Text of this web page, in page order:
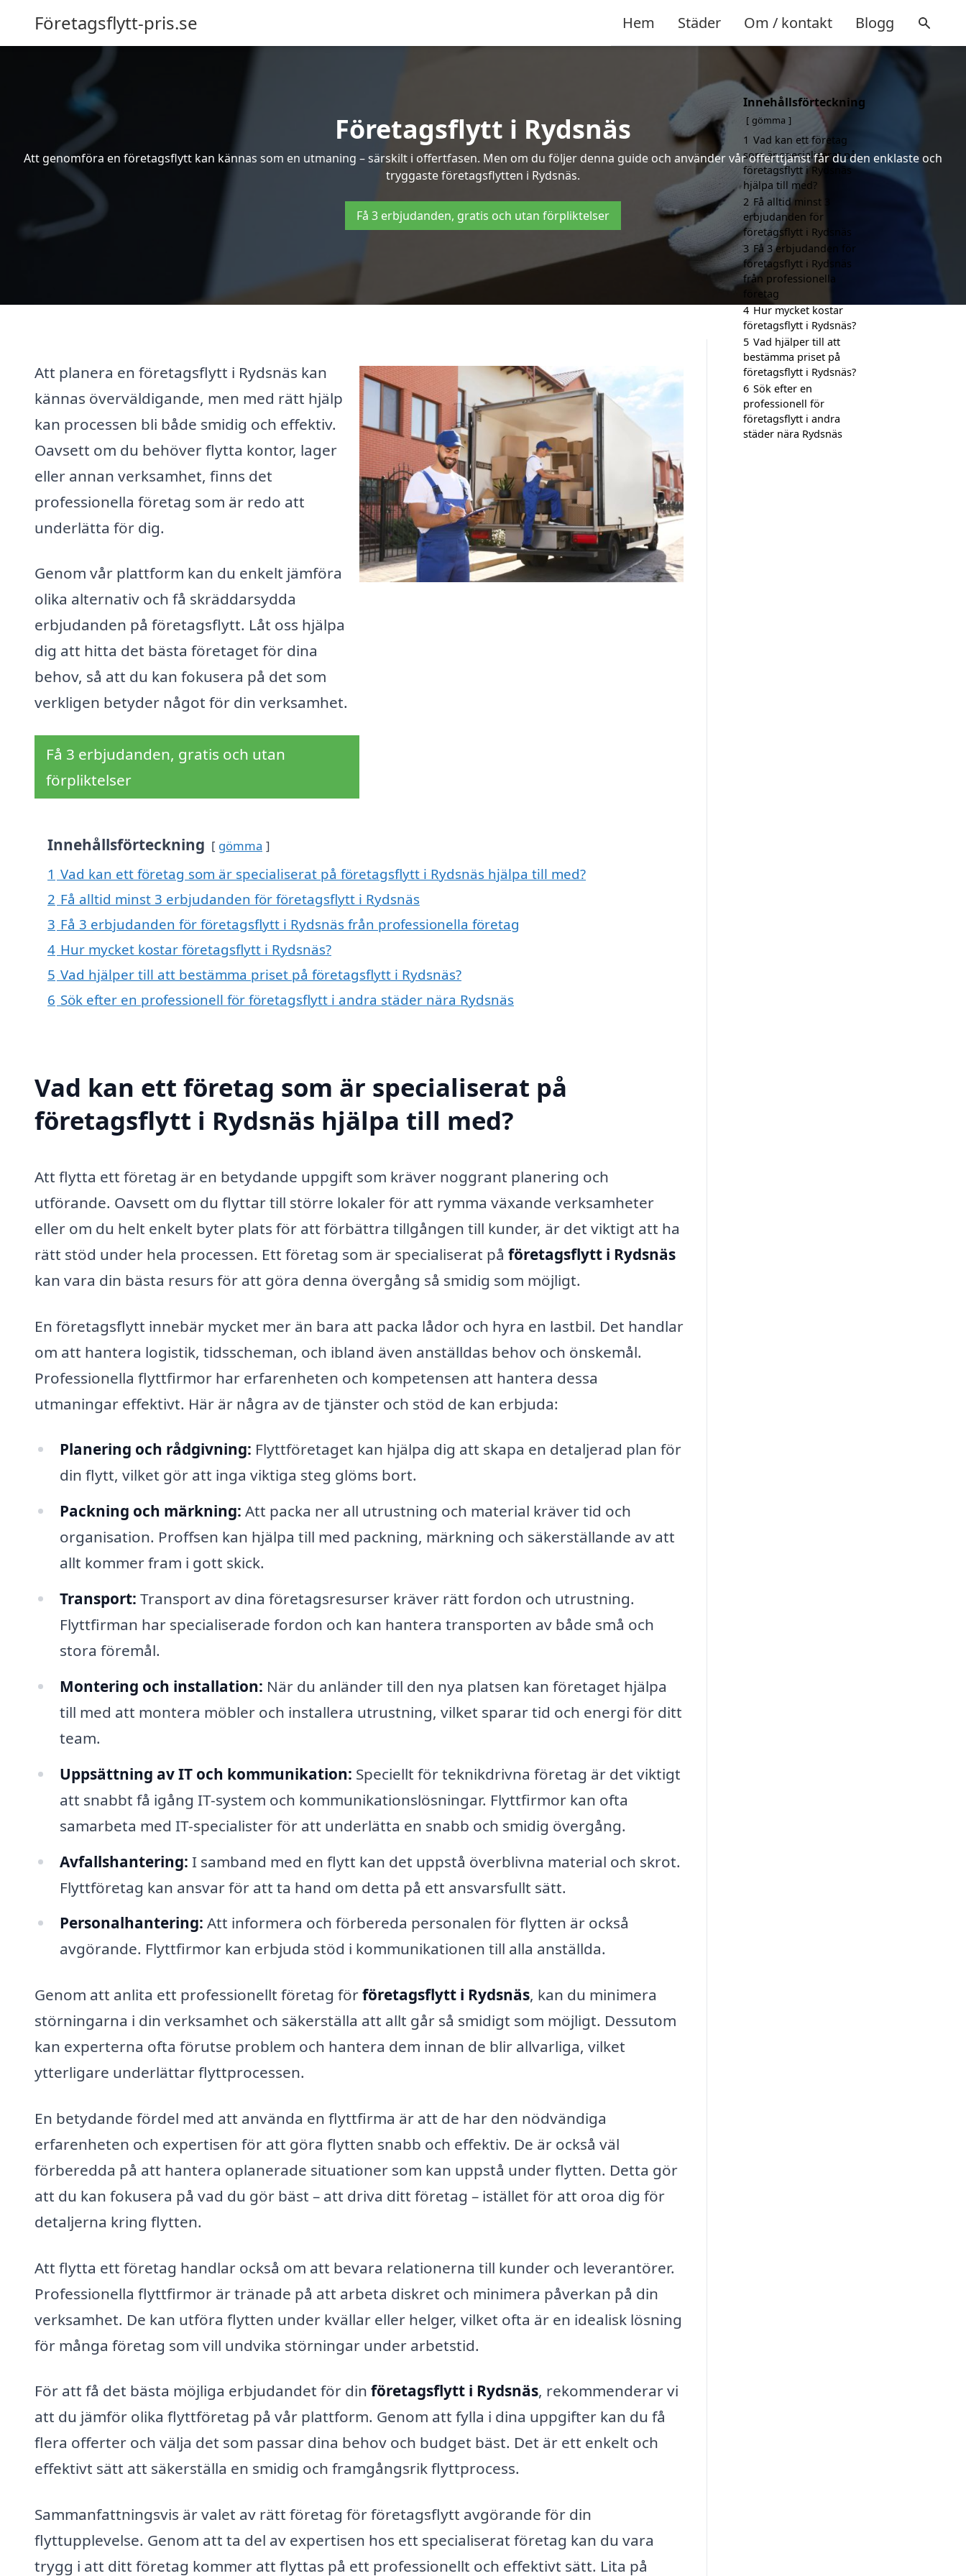
Företagsflytt-pris.se Hem Städer Om / kontakt Blogg
Företagsflytt i Rydsnäs
Att genomföra en företagsflytt kan kännas som en utmaning – särskilt i offertfasen. Men om du följer denna guide och använder vår offerttjänst får du den enklaste och
tryggaste företagsflytten i Rydsnäs.
Få 3 erbjudanden, gratis och utan förpliktelser
Att planera en företagsflytt i Rydsnäs kan
kännas överväldigande, men med rätt hjälp
kan processen bli både smidig och effektiv.
Oavsett om du behöver flytta kontor, lager
eller annan verksamhet, finns det
professionella företag som är redo att
underlätta för dig.
Genom vår plattform kan du enkelt jämföra
olika alternativ och få skräddarsydda
erbjudanden på företagsflytt. Låt oss hjälpa
dig att hitta det bästa företaget för dina
behov, så att du kan fokusera på det som
verkligen betyder något för din verksamhet.
Få 3 erbjudanden, gratis och utan
förpliktelser
Innehållsförteckning gömma
1 Vad kan ett företag som är specialiserat på företagsflytt i Rydsnäs hjälpa till med?
2 Få alltid minst 3 erbjudanden för företagsflytt i Rydsnäs
3 Få 3 erbjudanden för företagsflytt i Rydsnäs från professionella företag
4 Hur mycket kostar företagsflytt i Rydsnäs?
5 Vad hjälper till att bestämma priset på företagsflytt i Rydsnäs?
6 Sök efter en professionell för företagsflytt i andra städer nära Rydsnäs
Vad kan ett företag som är specialiserat på
företagsflytt i Rydsnäs hjälpa till med?
Att flytta ett företag är en betydande uppgift som kräver noggrant planering och
utförande. Oavsett om du flyttar till större lokaler för att rymma växande verksamheter
eller om du helt enkelt byter plats för att förbättra tillgången till kunder, är det viktigt att ha
rätt stöd under hela processen. Ett företag som är specialiserat på företagsflytt i Rydsnäs
kan vara din bästa resurs för att göra denna övergång så smidig som möjligt.
En företagsflytt innebär mycket mer än bara att packa lådor och hyra en lastbil. Det handlar
om att hantera logistik, tidsscheman, och ibland även anställdas behov och önskemål.
Professionella flyttfirmor har erfarenheten och kompetensen att hantera dessa
utmaningar effektivt. Här är några av de tjänster och stöd de kan erbjuda:
Planering och rådgivning: Flyttföretaget kan hjälpa dig att skapa en detaljerad plan för
din flytt, vilket gör att inga viktiga steg glöms bort.
Packning och märkning: Att packa ner all utrustning och material kräver tid och
organisation. Proffsen kan hjälpa till med packning, märkning och säkerställande av att
allt kommer fram i gott skick.
Transport: Transport av dina företagsresurser kräver rätt fordon och utrustning.
Flyttfirman har specialiserade fordon och kan hantera transporten av både små och
stora föremål.
Montering och installation: När du anländer till den nya platsen kan företaget hjälpa
till med att montera möbler och installera utrustning, vilket sparar tid och energi för ditt
team.
Uppsättning av IT och kommunikation: Speciellt för teknikdrivna företag är det viktigt
att snabbt få igång IT-system och kommunikationslösningar. Flyttfirmor kan ofta
samarbeta med IT-specialister för att underlätta en snabb och smidig övergång.
Avfallshantering: I samband med en flytt kan det uppstå överblivna material och skrot.
Flyttföretag kan ansvar för att ta hand om detta på ett ansvarsfullt sätt.
Personalhantering: Att informera och förbereda personalen för flytten är också
avgörande. Flyttfirmor kan erbjuda stöd i kommunikationen till alla anställda.
Genom att anlita ett professionellt företag förföretagsflytt i Rydsnäs, kan du minimera
störningarna i din verksamhet och säkerställa att allt går så smidigt som möjligt. Dessutom
kan experterna ofta förutse problem och hantera dem innan de blir allvarliga, vilket
ytterligare underlättar flyttprocessen.
En betydande fördel med att använda en flyttfirma är att de har den nödvändiga
erfarenheten och expertisen för att göra flytten snabb och effektiv. De är också väl
förberedda på att hantera oplanerade situationer som kan uppstå under flytten. Detta gör
att du kan fokusera på vad du gör bäst – att driva ditt företag – istället för att oroa dig för
detaljerna kring flytten.
Att flytta ett företag handlar också om att bevara relationerna till kunder och leverantörer.
Professionella flyttfirmor är tränade på att arbeta diskret och minimera påverkan på din
verksamhet. De kan utföra flytten under kvällar eller helger, vilket ofta är en idealisk lösning
för många företag som vill undvika störningar under arbetstid.
För att få det bästa möjliga erbjudandet för din företagsflytt i Rydsnäs, rekommenderar vi
att du jämför olika flyttföretag på vår plattform. Genom att fylla i dina uppgifter kan du få
flera offerter och välja det som passar dina behov och budget bäst. Det är ett enkelt och
effektivt sätt att säkerställa en smidig och framgångsrik flyttprocess.
Sammanfattningsvis är valet av rätt företag för företagsflytt avgörande för din
flyttupplevelse. Genom att ta del av expertisen hos ett specialiserat företag kan du vara
trygg i att ditt företag kommer att flyttas på ett professionellt och effektivt sätt. Lita på
Innehållsförteckning
gömma
1 Vad kan ett företag
som är specialiserat på
företagsflytt i Rydsnäs
hjälpa till med?
2 Få alltid minst 3
erbjudanden för
företagsflytt i Rydsnäs
3 Få 3 erbjudanden för
företagsflytt i Rydsnäs
från professionella
företag
4 Hur mycket kostar
företagsflytt i Rydsnäs?
5 Vad hjälper till att
bestämma priset på
företagsflytt i Rydsnäs?
6 Sök efter en
professionell för
företagsflytt i andra
städer nära Rydsnäs